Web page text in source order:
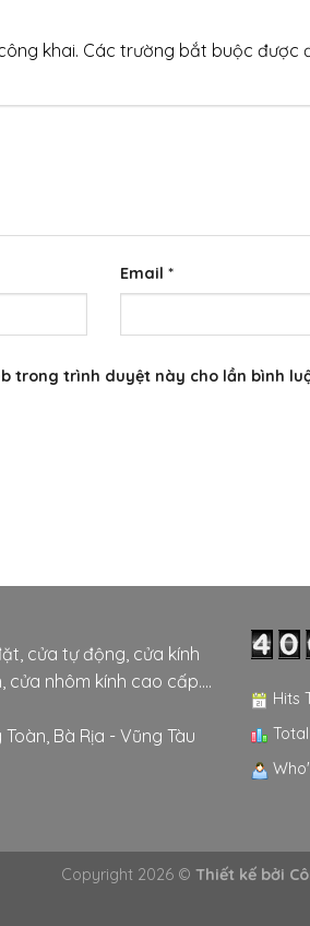
khai. Các trường bắt buộc được
Email *
trong trình duyệt này cho lần bình
cửa tự động, cửa kính
cửa nhôm kính cao cấp....
Bà Rịa - Vũng Tàu
Hits
Total
Copyright 2026 © Thiết kế bởi